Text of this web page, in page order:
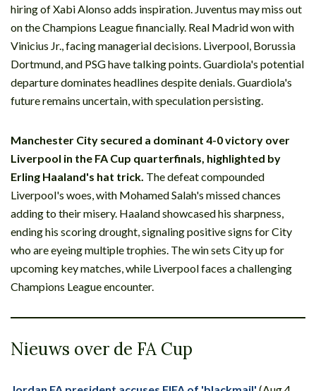
hiring of Xabi Alonso adds inspiration. Juventus may miss out
on the Champions League financially. Real Madrid won with
Vinicius Jr., facing managerial decisions. Liverpool, Borussia
Dortmund, and PSG have talking points. Guardiola's potential
departure dominates headlines despite denials. Guardiola's
future remains uncertain, with speculation persisting.
Manchester City secured a dominant 4-0 victory over
Liverpool in the FA Cup quarterfinals, highlighted by
Erling Haaland's hat trick. The defeat compounded
Liverpool's woes, with Mohamed Salah's missed chances
adding to their misery. Haaland showcased his sharpness,
ending his scoring drought, signaling positive signs for City
who are eyeing multiple trophies. The win sets City up for
upcoming key matches, while Liverpool faces a challenging
Champions League encounter.
Nieuws over de FA Cup